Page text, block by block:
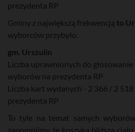
prezydenta RP
Gminy z największą frekwencją to
wyborców przybyło.
gm. Urszulin
Liczba uprawnionych do
wyborów na prezydenta RP
Liczba kart wydanych - 2 366 / 2
prezydenta RP
To tyle na temat samych
zapomnijmy że koszyka bliższa